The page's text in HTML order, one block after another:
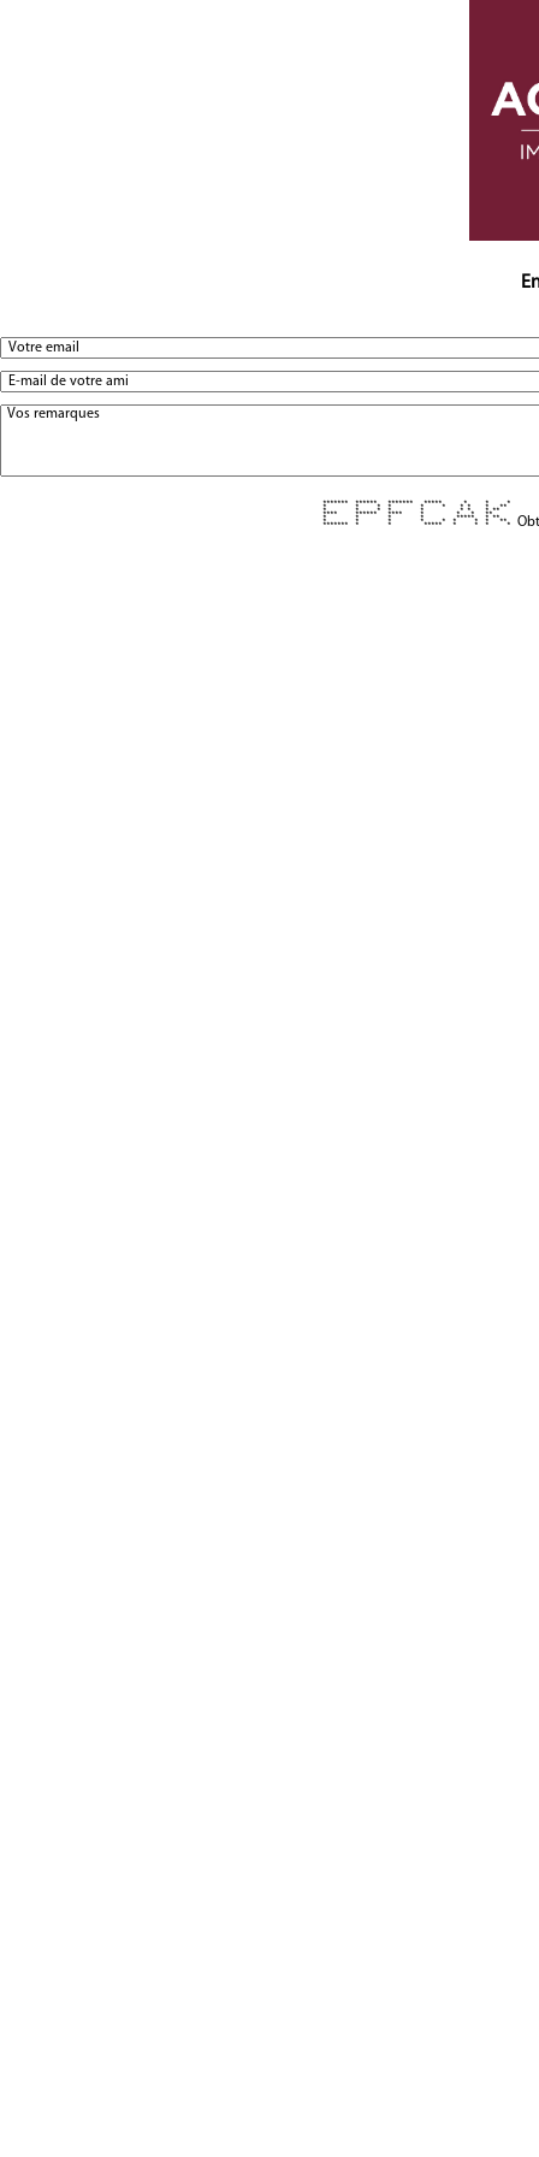
******* ****** ******* ***** * * *
* * * * * * * * * **
* * * * * * * * **
**** ****** **** * * * **
* * * * ***** * **
* * * * * * * * **
******* * * ***** * * * *